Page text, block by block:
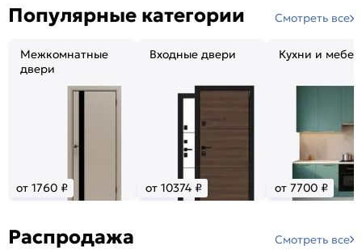
Популярные категории Смотреть все
Межкомнатные
двери
от 1760 ₽
Входные двери
от 10374 ₽
Кухни и
от 7700 ₽
Распродажа Смотреть все